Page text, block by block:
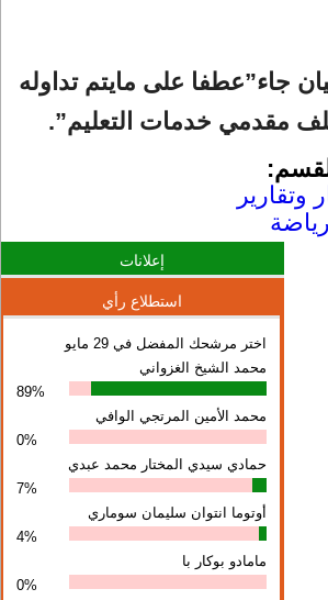
جاء”عطفا على مايتم تداوله
مقدمي خدمات التعليم”.
وتقارير
رياضة
إعلانات
استطلاع رأي
اختر مرشحك المفضل في 29 مايو
محمد الشيخ الغزواني
89%
محمد الأمين المرتجي الوافي
0%
حمادي سيدي المختار محمد عبدي
7%
أوتوما انتوان سلیمان سوماري
4%
مامادو بوكار با
0%